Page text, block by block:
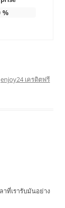
%
enjoy24 เครดิตฟรี
าที่เรารับมันอย่าง